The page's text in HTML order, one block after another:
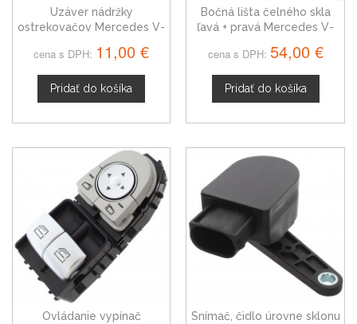
Uzáver nádržky
ostrekovačov Mercedes V-
cena s DPH: 11,00 €
Pridať do košíka
Bočná lišta čelného skla
ľavá + pravá Mercedes V-
cena s DPH: 54,00 €
Pridať do košíka
Ovládanie vypínač
Snímač, čidlo úrovne sklonu